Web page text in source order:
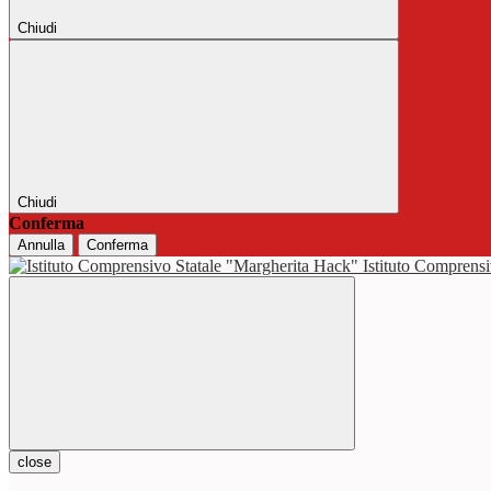
Chiudi
Chiudi
Conferma
Annulla Conferma
Istituto
close